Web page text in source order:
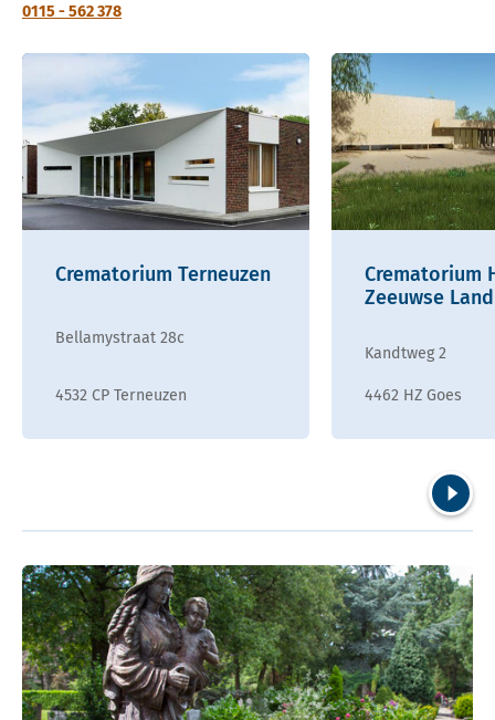
0115 - 562 378
Crematorium Terneuzen
Bellamystraat 28c
4532 CP Terneuzen
Crematorium
Zeeuwse Land
Kandtweg 2
4462 HZ Goes